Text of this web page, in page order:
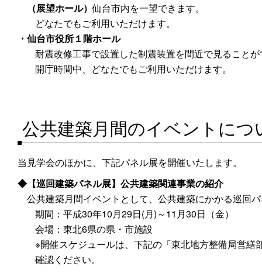
（展望ホール）仙台市内を一望できます。
どなたでもご利用いただけます。
・仙台市役所１階ホール
耐震改修工事で設置した制震装置を間近で見ること
開庁時間中、どなたでもご利用いただけます。
公共建築月間のイベントにつ
当見学会のほかに、下記パネル展を開催いたします。
【巡回建築パネル展】公共建築関連事業の紹介
公共建築月間イベントとして、公共建築にかかる巡回
期間：平成30年10月29日(月)～11月30日（金）
会場：東北6県の県・市施設
※開催スケジュールは、下記の「東北地方整備局営
確認ください。